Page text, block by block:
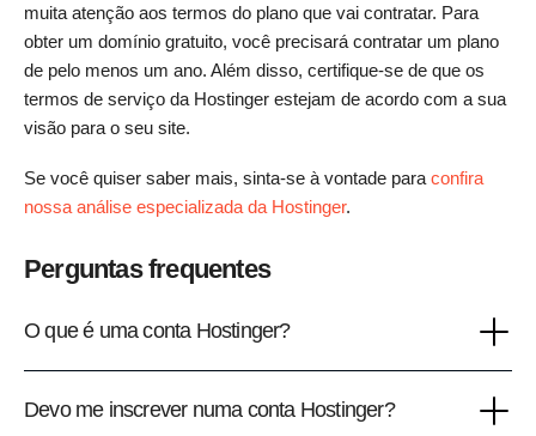
muita atenção aos termos do plano que vai contratar. Para
obter um domínio gratuito, você precisará contratar um plano
de pelo menos um ano. Além disso, certifique-se de que os
termos de serviço da Hostinger estejam de acordo com a sua
visão para o seu site.
Se você quiser saber mais, sinta-se à vontade paraconfira
nossa análise especializada da Hostinger.
Perguntas frequentes
O que é uma conta Hostinger?
Devo me inscrever numa conta Hostinger?